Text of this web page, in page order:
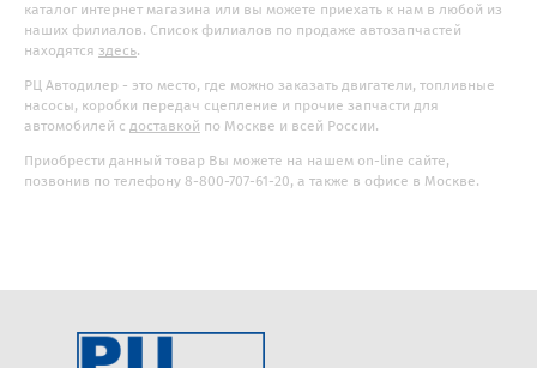
каталог интернет магазина или вы можете приехать к нам в любой из
наших филиалов. Список филиалов по продаже автозапчастей
находятся здесь.
РЦ Автодилер - это место, где можно заказать двигатели, топливные
насосы, коробки передач сцепление и прочие запчасти для
автомобилей с доставкой по Москве и всей России.
Приобрести данный товар Вы можете на нашем on-line сайте,
позвонив по телефону 8-800-707-61-20, а также в офисе в Москве.